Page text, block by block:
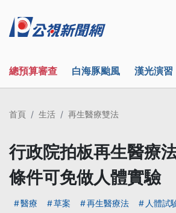
總預算審查 白海豚颱風 漢光演習
首頁 生活 再生醫療雙法
行政院拍板再生醫療
條件可免做人體實驗
醫療 草案 再生醫療法 人體試